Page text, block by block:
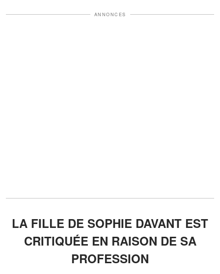
ANNONCES
LA FILLE DE SOPHIE DAVANT EST
CRITIQUÉE EN RAISON DE SA
PROFESSION